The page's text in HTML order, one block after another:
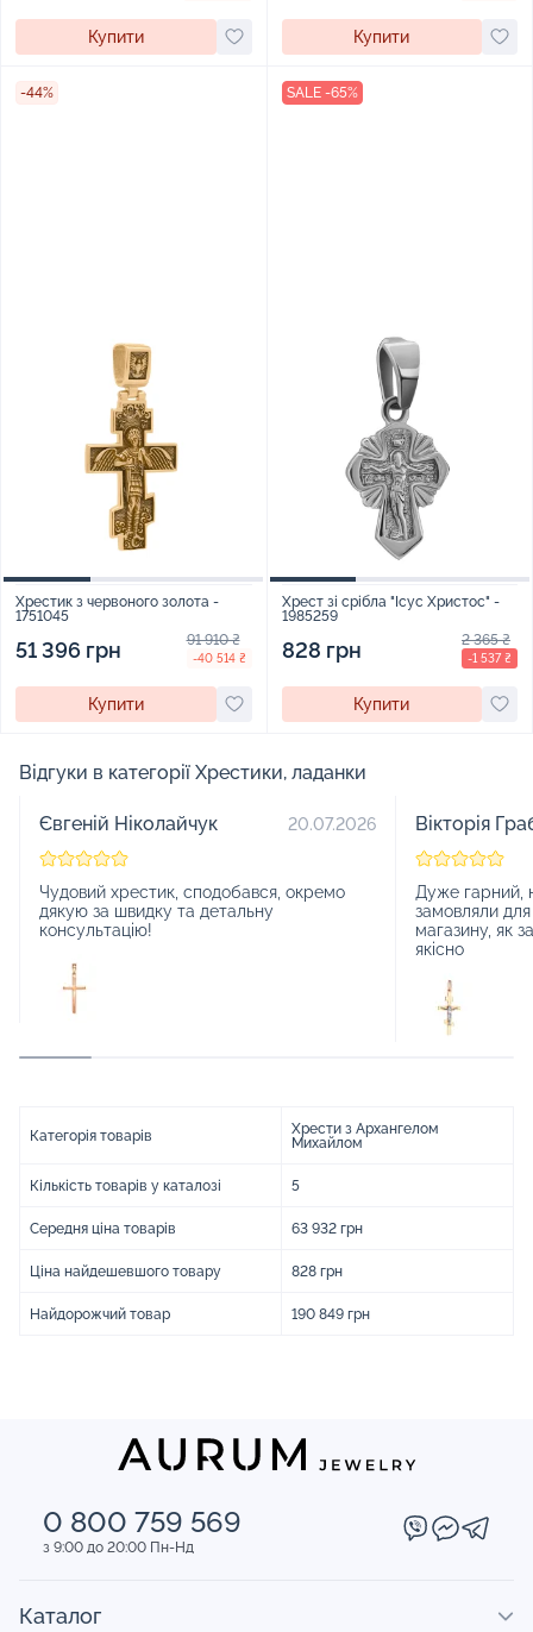
Купити Купити
-44%
Хрестик з червоного золота -
1751045
51 396 грн 91 910 ₴
-40 514 ₴
Купити
SALE -65%
Хрест зі срібла "Ісус Христос" -
1985259
828 грн 2 365 ₴
-1 537 ₴
Купити
Відгуки в категорії Хрестики, ладанки
Євгеній Ніколайчук 20.07.2026
Чудовий хрестик, сподобався, окремо
дякую за швидку та детальну
консультацію!
Вікторія
Дуже гарний,
замовляли
магазину, як
якісно
Категорія товарів
Хрести з Архангелом
Михайлом
Кількість товарів у каталозі 5
Середня ціна товарів 63 932 грн
Ціна найдешевшого товару 828 грн
Найдорожчий товар 190 849 грн
0 800 759 569
з 9:00 до 20:00 Пн-Нд
Каталог